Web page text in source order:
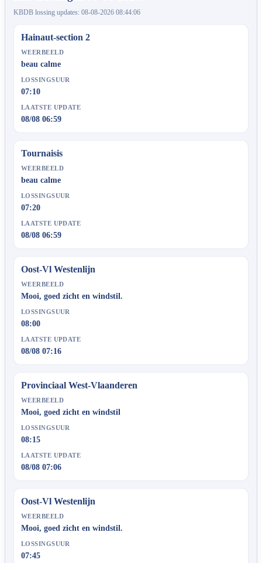
KBDB lossing updates: 08-08-2026 08:44:06
Hainaut-section 2
WEERBEELD
beau calme
LOSSINGSUUR
07:10
LAATSTE UPDATE
08/08 06:59
Tournaisis
WEERBEELD
beau calme
LOSSINGSUUR
07:20
LAATSTE UPDATE
08/08 06:59
Oost-Vl Westenlijn
WEERBEELD
Mooi, goed zicht en windstil.
LOSSINGSUUR
08:00
LAATSTE UPDATE
08/08 07:16
Provinciaal West-Vlaanderen
WEERBEELD
Mooi, goed zicht en windstil
LOSSINGSUUR
08:15
LAATSTE UPDATE
08/08 07:06
Oost-Vl Westenlijn
WEERBEELD
Mooi, goed zicht en windstil.
LOSSINGSUUR
07:45